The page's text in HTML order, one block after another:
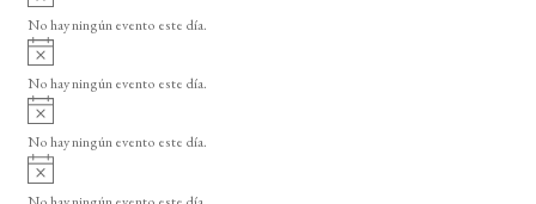
o
v
i
o
No hay ningún evento este día.
A
v
i
o
No hay ningún evento este día.
A
v
i
o
No hay ningún evento este día.
A
v